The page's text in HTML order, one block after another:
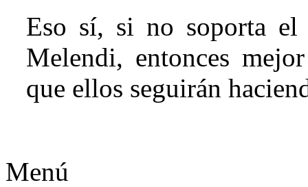
Eso sí, si no soporta
Melendi, entonces
que ellos seguirán
Menú